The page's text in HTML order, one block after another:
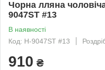
Чорна лляна
9047ST #13
В наявності
Код: H-9047ST #13
910 ₴